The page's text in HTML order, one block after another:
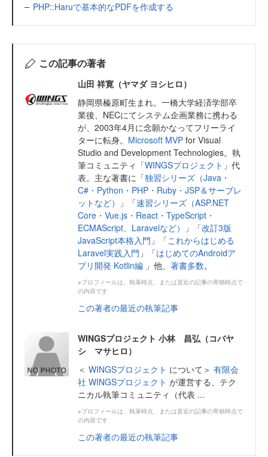
PHP::Haruで基本的なPDFを作成する
この記事の著者
山田 祥寛（ヤマダ ヨシヒロ）
静岡県榛原町生まれ。一橋大学経済学部卒
業後、NECにてシステム企画業務に携わる
が、2003年4月に念願かなってフリーライ
ターに転身。 Microsoft MVP for Visual
Studio and Development Technologies。執
筆コミュニティ「WINGSプロジェクト 」代
表。主な著書に「独習シリーズ（Java・
C#・Python・PHP・Ruby・JSP＆サーブレ
ットなど）
」「速習シリーズ（ASP.NET
Core・Vue.js・React・TypeScript・
ECMAScript、Laravelなど）
」「改訂3版
JavaScript本格入門 」「これからはじめる
Laravel実践入門 」「はじめてのAndroidア
プリ開発 Kotlin編 」他、 著書多数。
※プロフィールは、執筆時点、または直近の記事の寄稿時点で
の内容です
この著者の最近の執筆記事
WINGSプロジェクト 小林 昌弘（コバヤ
シ マサヒロ）
＜ WINGSプロジェクト について＞ 有限会
社 WINGSプロジェクト が運営する、テク
ニカル執筆コミュニティ（代表 ...
※プロフィールは、執筆時点、または直近の記事の寄稿時点で
の内容です
この著者の最近の執筆記事